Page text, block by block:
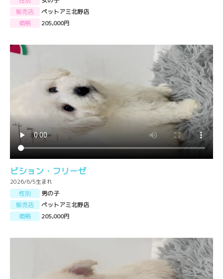
販売店
ペットアミ北野店
価格
205,000円
ビション・フリーゼ
2026/6/5生まれ
性別
男の子
販売店
ペットアミ北野店
価格
205,000円